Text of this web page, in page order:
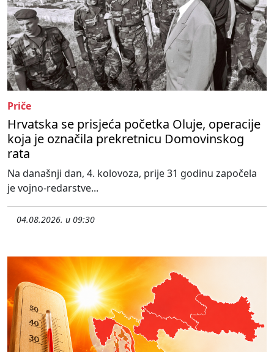
Priče
Hrvatska se prisjeća početka Oluje, operacije
koja je označila prekretnicu Domovinskog
rata
Na današnji dan, 4. kolovoza, prije 31 godinu započela
je vojno-redarstve...
04.08.2026. u 09:30